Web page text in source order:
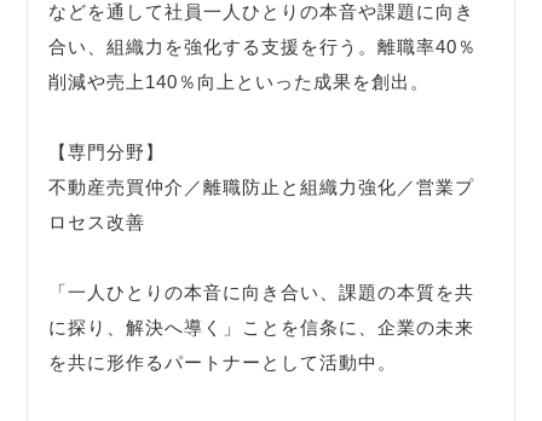
などを通して社員一人ひとりの本音や課題に向き
合い、組織力を強化する支援を行う。離職率40％
削減や売上140％向上といった成果を創出。
【専門分野】
不動産売買仲介／離職防止と組織力強化／営業プ
ロセス改善
「一人ひとりの本音に向き合い、課題の本質を共
に探り、解決へ導く」ことを信条に、企業の未来
を共に形作るパートナーとして活動中。